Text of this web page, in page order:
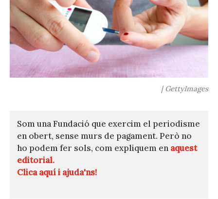
| GettyImages
Som una Fundació que exercim el periodisme
en obert, sense murs de pagament. Però no
ho podem fer sols, com expliquem en aquest
editorial.
Clica aquí i ajuda'ns!